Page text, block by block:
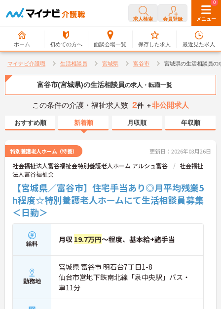
求人検索 会員登録 メニュー
ホーム 初めての方へ 面談会場一覧
0
保存した求人
0
最近見た求人
マイナビ介護職 生活相談員 宮城県 富谷市 宮城県の生活相談員の
富谷市(宮城県)の生活相談員の求人・転職一覧
この条件の介護・福祉求人数 2件 ＋非公開求人
おすすめ順 新着順 月収順 年収順
特別養護老人ホーム（特養） 更新日：2026年03月26日
社会福祉法人富谷福祉会特別養護老人ホーム アルシュ富谷
社会福祉
法人富谷福祉会
【宮城県／富谷市】住宅手当あり◎月平均残業5
h程度☆特別養護老人ホームにて生活相談員募集
＜日勤＞
給料 月収 19.7万円～程度、基本給+諸手当
勤務地
宮城県 富谷市 明石台7丁目1-8
仙台市営地下鉄南北線「泉中央駅」バス・
車11分